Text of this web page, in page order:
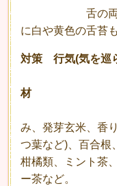
舌の両側画に
に白や黄色の舌苔
対策 行気(気を巡
材
レバー、
み、発芽玄米、香
つ葉など)、百合根
柑橘類、ミント茶
ー茶など。